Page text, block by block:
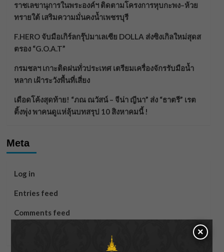
ราชเลขานุการในพระองค์ฯ ติดตามโครงการหุบกะพง–ห้วย
ทรายใต้ เสริมความมั่นคงน้ำเพชรบุรี
F.HERO จับมือเกิร์ลกรุ๊ปมาเลเซีย DOLLA ส่งซิงเกิลใหม่สุดส
ตรอง “G.O.A.T”
กรมชลฯ เกาะติดฝนทั่วประเทศ เตรียมเครื่องจักรรับมือน้ำ
หลาก เฝ้าระวังพื้นที่เสี่ยง
เดือดโค้งสุดท้าย! “ภณ ณวัสน์ – จีน่า ญีนา” ส่ง “ธาตรี” เรต
ติ้งพุ่ง พาคนดูแห่ลุ้นบทสรุป 10 สิงหาคมนี้ !
Meta
Log in
Entries feed
Comments feed
×